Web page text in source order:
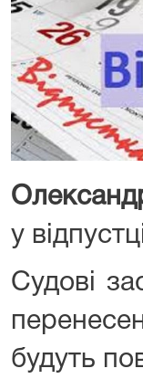
у
Судові
будуть